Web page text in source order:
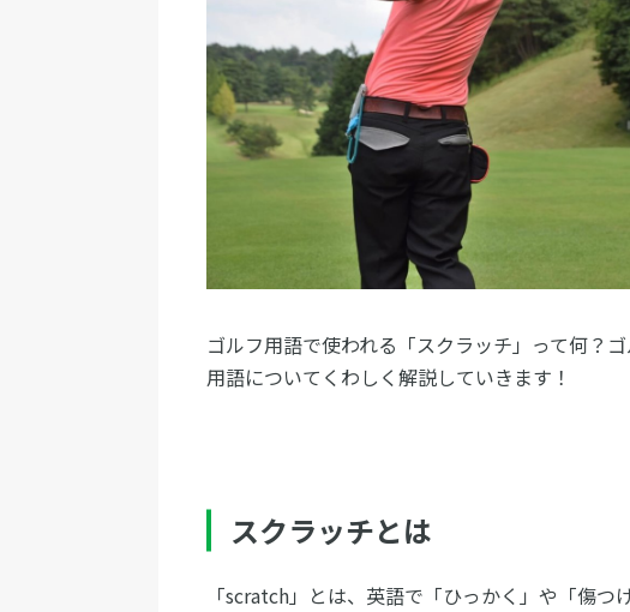
ゴルフ用語で使われる「スクラッチ」って何？
用語についてくわしく解説していきます！
スクラッチとは
「scratch」とは、英語で「ひっかく」や「傷